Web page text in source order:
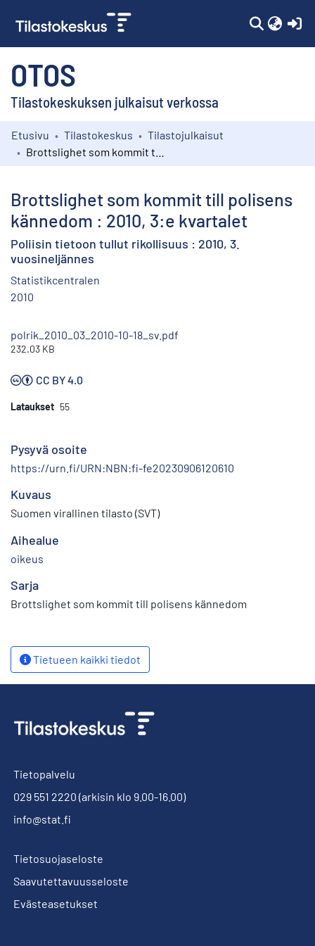
OTOS
Tilastokeskuksen julkaisut verkossa
Kokoelmat
Etusivu Tilastokeskus
Tilastojulkaisut
Brottslighet som kommit till polisens
kännedom : 2010, 3:e kvartalet
Poliisin tietoon tullut rikollisuus : 2010, 3.
vuosineljännes
Statistikcentralen
2010
polrik_2010_03_2010-10-18_sv.pdf
232.03 KB
CC BY 4.0
Lataukset 55
Pysyvä osoite
https://urn.fi/URN:NBN:fi-fe20230906120610
Kuvaus
Suomen virallinen tilasto (SVT)
Aihealue
oikeus
Sarja
Brottslighet som kommit till polisens kännedom
Tietueen kaikki tiedot
Tietopalvelu
029 551 2220 (arkisin klo 9.00-16.00)
info@stat.fi
Tietosuojaseloste
Saavutettavuusseloste
Evästeasetukset